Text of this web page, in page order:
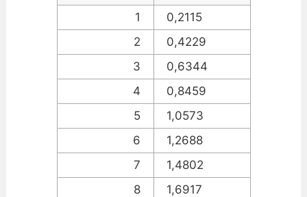
1
0,2115
2
0,4229
3
0,6344
4
0,8459
5
1,0573
6
1,2688
7
1,4802
8
1,6917